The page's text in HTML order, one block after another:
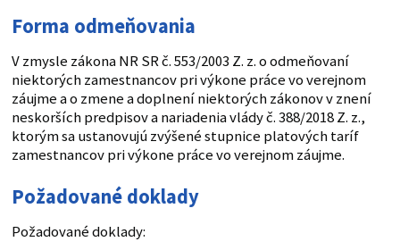
Forma odmeňovania
V zmysle zákona NR SR č. 553/2003 Z. z. o odmeňovaní
niektorých zamestnancov pri výkone práce vo verejnom
záujme a o zmene a doplnení niektorých zákonov v znení
neskorších predpisov a nariadenia vlády č. 388/2018 Z. z.,
ktorým sa ustanovujú zvýšené stupnice platových taríf
zamestnancov pri výkone práce vo verejnom záujme.
Požadované doklady
Požadované doklady: